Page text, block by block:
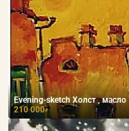
Evening-sketch Холст , масло
210 000₽